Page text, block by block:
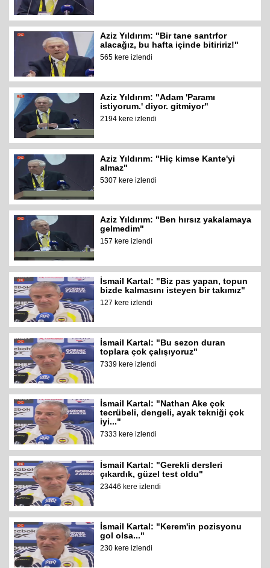
Aziz Yıldırım: "Bir tane santrfor
alacağız, bu hafta içinde bitiririz!"
565 kere izlendi
Aziz Yıldırım: "Adam 'Paramı
istiyorum.' diyor. gitmiyor"
2194 kere izlendi
Aziz Yıldırım: "Hiç kimse Kante'yi
almaz"
5307 kere izlendi
Aziz Yıldırım: "Ben hırsız yakalamaya
gelmedim"
157 kere izlendi
İsmail Kartal: "Biz pas yapan, topun
bizde kalmasını isteyen bir takımız"
127 kere izlendi
İsmail Kartal: "Bu sezon duran
toplara çok çalışıyoruz"
7339 kere izlendi
İsmail Kartal: "Nathan Ake çok
tecrübeli, dengeli, ayak tekniği çok
iyi..."
7333 kere izlendi
İsmail Kartal: "Gerekli dersleri
çıkardık, güzel test oldu"
23446 kere izlendi
İsmail Kartal: "Kerem'in pozisyonu
gol olsa..."
230 kere izlendi